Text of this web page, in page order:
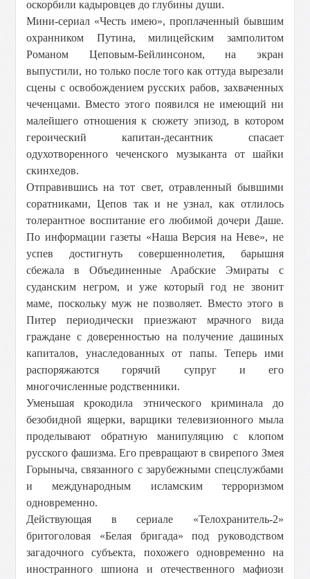
оскорбили кадыровцев до глубины души.
Мини-сериал «Честь имею», проплаченный бывшим
охранником Путина, милицейским замполитом
Романом Цеповым-Бейлинсоном, на экран
выпустили, но только после того как оттуда вырезали
сцены с освобождением русских рабов, захваченных
чеченцами. Вместо этого появился не имеющий ни
малейшего отношения к сюжету эпизод, в котором
героический капитан-десантник спасает
одухотворенного чеченского музыканта от шайки
скинхедов.
Отправившись на тот свет, отравленный бывшими
соратниками, Цепов так и не узнал, как отлилось
толерантное воспитание его любимой дочери Даше.
По информации газеты «Наша Версия на Неве», не
успев достигнуть совершеннолетия, барышня
сбежала в Объединенные Арабские Эмираты с
суданским негром, и уже который год не звонит
маме, поскольку муж не позволяет. Вместо этого в
Питер периодически приезжают мрачного вида
граждане с доверенностью на получение дашиных
капиталов, унаследованных от папы. Теперь ими
распоряжаются горячий супруг и его
многочисленные родственники.
Уменьшая крокодила этнического криминала до
безобидной ящерки, варщики телевизионного мыла
проделывают обратную манипуляцию с клопом
русского фашизма. Его превращают в свирепого Змея
Горыныча, связанного с зарубежными спецслужбами
и международным исламским терроризмом
одновременно.
Действующая в сериале «Телохранитель-2»
бритоголовая «Белая бригада» под руководством
загадочного субъекта, похожего одновременно на
иностранного шпиона и отечественного мафиози